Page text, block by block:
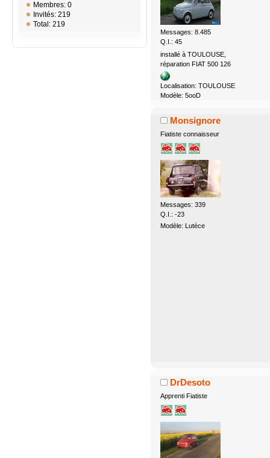
Membres: 0
Invités: 219
Total: 219
Messages: 8.485
Q.I.: 45
installé à TOULOUSE,
réparation FIAT 500 126
Localisation: TOULOUSE
Modèle: 5ooD
Monsignore
Fiatiste connaisseur
Messages: 339
Q.I.: -23
Modèle: Lutèce
DrDesoto
Apprenti Fiatiste